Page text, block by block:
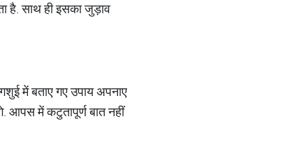
है. साथ ही इसका जुड़ाव
में बताए गए उपाय अपनाए
आपस में कटुतापूर्ण बात नहीं